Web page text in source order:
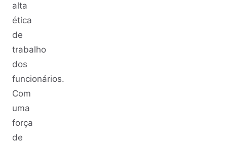
alta
ética
de
trabalho
dos
funcionários.
Com
uma
força
de